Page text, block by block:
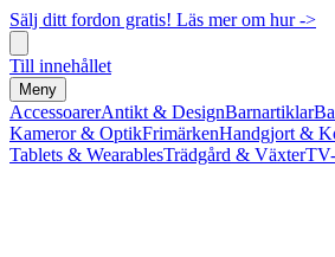
Sälj ditt fordon gratis! Läs mer om hur ->
Till innehållet
Meny
AccessoarerAntikt & DesignBarnartiklar
Kameror & OptikFrimärkenHandgjort &
Tablets & WearablesTrädgård & Växter